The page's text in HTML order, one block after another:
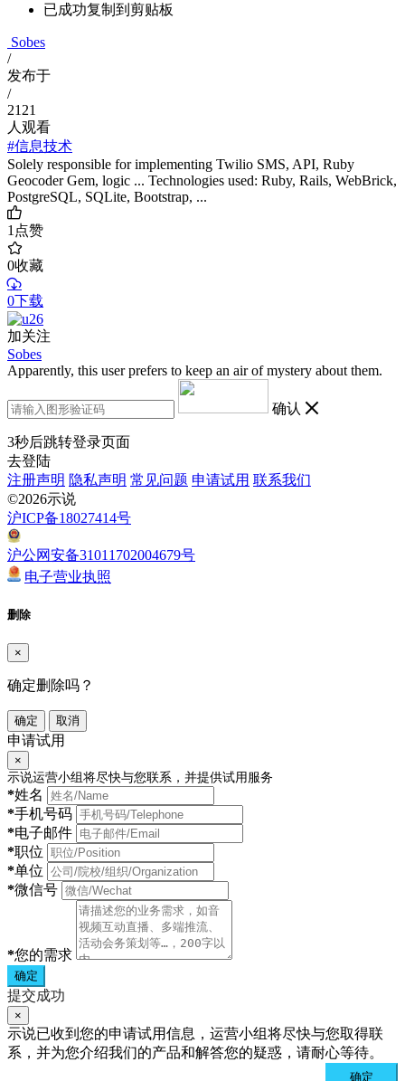
已成功复制到剪贴板
Sobes
/
发布于
/
2121
人观看
#信息技术
Solely responsible for implementing Twilio SMS, API, Ruby
Geocoder Gem, logic ... Technologies used: Ruby, Rails, WebBrick,
PostgreSQL, SQLite, Bootstrap, ...
1点赞
0收藏
0下载
加关注
Sobes
Apparently, this user prefers to keep an air of mystery about them.
确认
3秒后跳转登录页面
去登陆
注册声明 隐私声明 常见问题 申请试用 联系我们
©2026示说
沪ICP备18027414号
沪公网安备31011702004679号
电子营业执照
删除
×
确定删除吗？
确定 取消
申请试用
×
示说运营小组将尽快与您联系，并提供试用服务
*姓名
*手机号码
*电子邮件
*职位
*单位
*微信号
*您的需求
确定
提交成功
×
示说已收到您的申请试用信息，运营小组将尽快与您取得联
系，并为您介绍我们的产品和解答您的疑惑，请耐心等待。
确定